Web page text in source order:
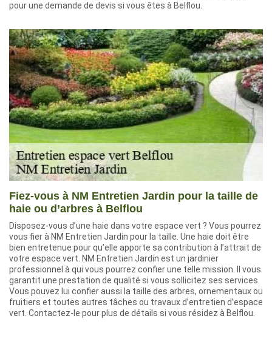
pour une demande de devis si vous êtes à Belflou.
Fiez-vous à NM Entretien Jardin pour la taille de
haie ou d’arbres à Belflou
Disposez-vous d’une haie dans votre espace vert ? Vous pourrez
vous fier à NM Entretien Jardin pour la taille. Une haie doit être
bien entretenue pour qu’elle apporte sa contribution à l’attrait de
votre espace vert. NM Entretien Jardin est un jardinier
professionnel à qui vous pourrez confier une telle mission. Il vous
garantit une prestation de qualité si vous sollicitez ses services.
Vous pouvez lui confier aussi la taille des arbres, ornementaux ou
fruitiers et toutes autres tâches ou travaux d’entretien d’espace
vert. Contactez-le pour plus de détails si vous résidez à Belflou.